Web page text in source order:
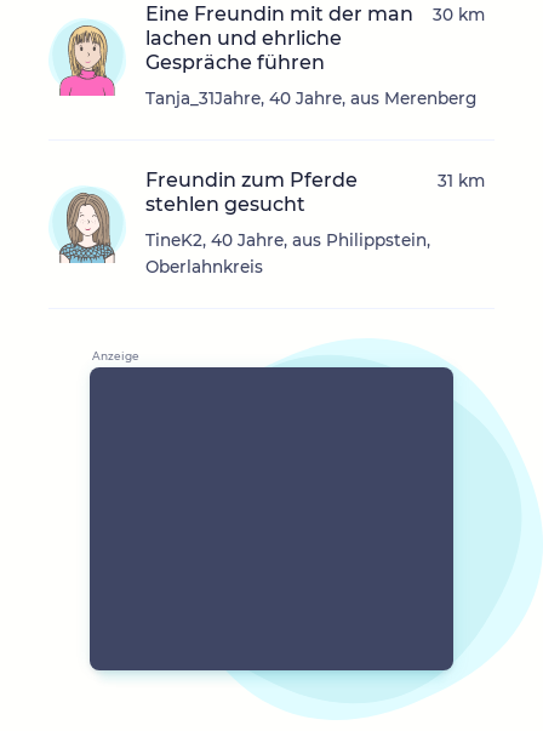
Eine Freundin mit der man
lachen und ehrliche
Gespräche führen
Tanja_31Jahre, 40 Jahre, aus Merenberg
30 km
Freundin zum Pferde
stehlen gesucht
TineK2, 40 Jahre, aus Philippstein,
Oberlahnkreis
31 km